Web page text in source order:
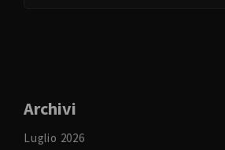
Archivi
Luglio 2026